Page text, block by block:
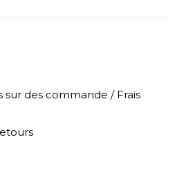
sur des commande / Frais